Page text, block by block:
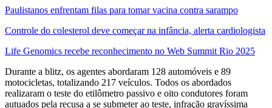
Paulistanos enfrentam filas para tomar vacina contra sarampo
Controle do colesterol deve começar na infância, alerta cardiologista
Life Genomics recebe reconhecimento no Web Summit Rio 2025
Durante a blitz, os agentes abordaram 128 automóveis e 89
motocicletas, totalizando 217 veículos. Todos os abordados
realizaram o teste do etilômetro passivo e oito condutores foram
autuados pela recusa a se submeter ao teste, infração gravíssima